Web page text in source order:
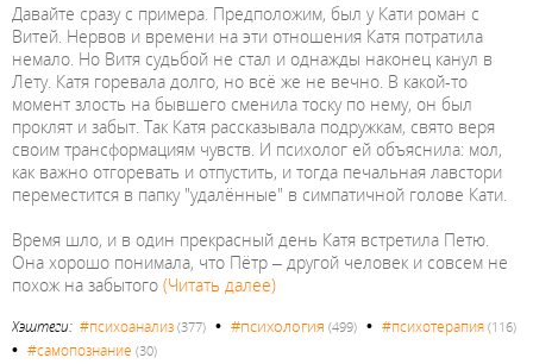
Давайте сразу с примера. Предположим, был у Кати роман с
Витей. Нервов и времени на эти отношения Катя потратила
немало. Но Витя судьбой не стал и однажды наконец канул в
Лету. Катя горевала долго, но всё же не вечно. В какой-то
момент злость на бывшего сменила тоску по нему, он был
проклят и забыт. Так Катя рассказывала подружкам, свято веря
своим трансформациям чувств. И психолог ей объяснила: мол,
как важно отгоревать и отпустить, и тогда печальная лавстори
переместится в папку "удалённые" в симпатичной голове Кати.
Время шло, и в один прекрасный день Катя встретила Петю.
Она хорошо понимала, что Пётр – другой человек и совсем не
похож на забытого (Читать далее)
Хэштеги: #психоанализ (377) • #психология (499) • #психотерапия (116)
• #самопознание (30)